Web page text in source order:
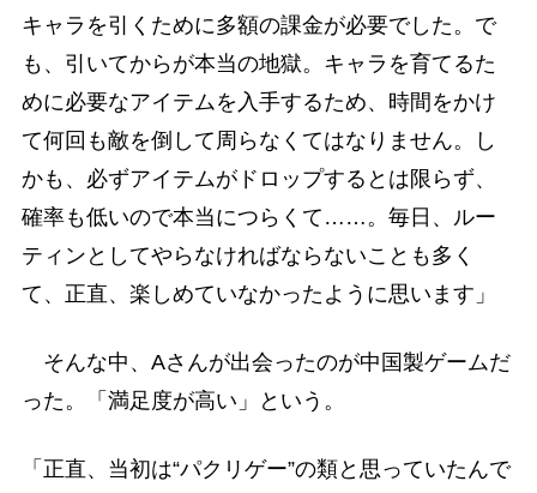
キャラを引くために多額の課金が必要でした。で
も、引いてからが本当の地獄。キャラを育てるた
めに必要なアイテムを入手するため、時間をかけ
て何回も敵を倒して周らなくてはなりません。し
かも、必ずアイテムがドロップするとは限らず、
確率も低いので本当につらくて……。毎日、ルー
ティンとしてやらなければならないことも多く
て、正直、楽しめていなかったように思います」
そんな中、Aさんが出会ったのが中国製ゲームだ
った。「満足度が高い」という。
「正直、当初は“パクリゲー”の類と思っていたんで